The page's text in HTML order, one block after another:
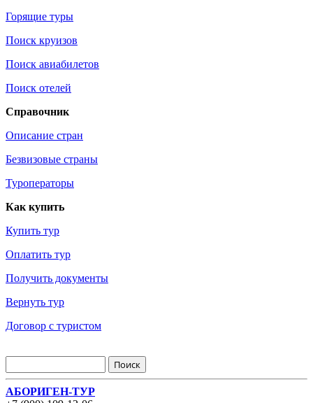
Горящие туры
Поиск круизов
Поиск авиабилетов
Поиск отелей
Справочник
Описание стран
Безвизовые страны
Туроператоры
Как купить
Купить тур
Оплатить тур
Получить документы
Вернуть тур
Договор с туристом
АБОРИГЕН-ТУР